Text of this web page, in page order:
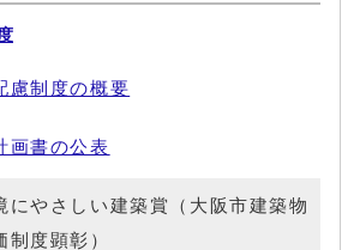
慮制度の概要
画書の公表
にやさしい建築賞（大阪市建築物
度顕彰）